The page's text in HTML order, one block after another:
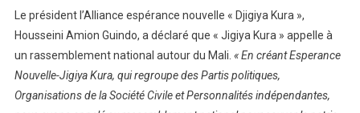
Le président l’Alliance espérance nouvelle « Djigiya Kura »,
Housseini Amion Guindo, a déclaré que « Jigiya Kura » appelle à
un rassemblement national autour du Mali. « En créant Esperance
Nouvelle-Jigiya Kura, qui regroupe des Partis politiques,
Organisations de la Société Civile et Personnalités indépendantes,